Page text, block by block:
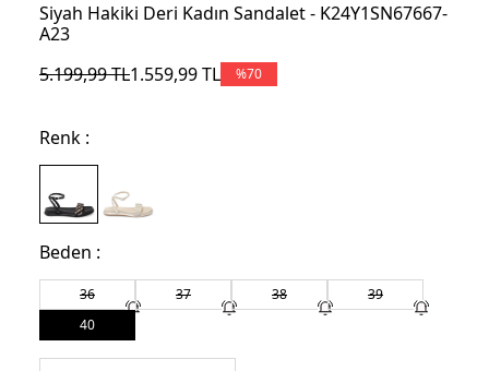
Siyah Hakiki Deri Kadın Sandalet - K24Y1SN67667-
A23
5.199,99TL1.559,99TL %70
Renk :
Beden :
36 37 38
39
40